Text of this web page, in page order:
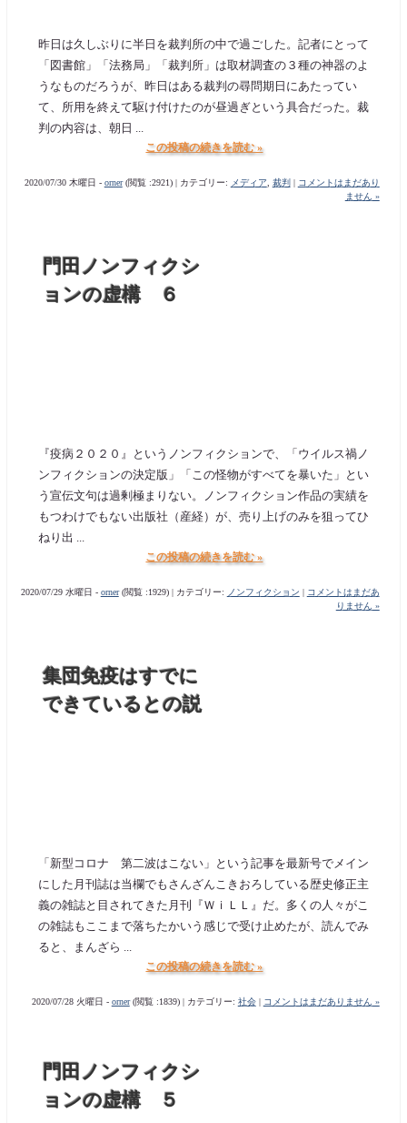
昨日は久しぶりに半日を裁判所の中で過ごした。記者にとって
「図書館」「法務局」「裁判所」は取材調査の３種の神器のよ
うなものだろうが、昨日はある裁判の尋問期日にあたってい
て、所用を終えて駆け付けたのが昼過ぎという具合だった。裁
判の内容は、朝日 ...
この投稿の続きを読む »
2020/07/30 木曜日 - orner(閲覧 :2921) | カテゴリー: メディア, 裁判
コメントはまだあり
ません »
門田ノンフィクシ
ョンの虚構 ６
『疫病２０２０』というノンフィクションで、「ウイルス禍ノ
ンフィクションの決定版」「この怪物がすべてを暴いた」とい
う宣伝文句は過剰極まりない。ノンフィクション作品の実績を
もつわけでもない出版社（産経）が、売り上げのみを狙ってひ
ねり出 ...
この投稿の続きを読む »
2020/07/29 水曜日 - orner(閲覧 :1929) | カテゴリー: ノンフィクション
コメントはまだあ
りません »
集団免疫はすでに
できているとの説
「新型コロナ 第二波はこない」という記事を最新号でメイン
にした月刊誌は当欄でもさんざんこきおろしている歴史修正主
義の雑誌と目されてきた月刊『ＷｉＬＬ』だ。多くの人々がこ
の雑誌もここまで落ちたかいう感じで受け止めたが、読んでみ
ると、まんざら ...
この投稿の続きを読む »
2020/07/28 火曜日 - orner(閲覧 :1839) | カテゴリー: 社会| コメントはまだありません »
門田ノンフィクシ
ョンの虚構 ５